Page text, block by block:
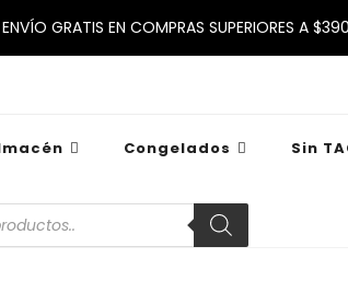
ENVÍO GRATIS EN COMPRAS SUPERIORES A
Congelados Sin